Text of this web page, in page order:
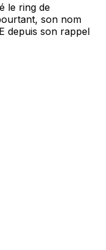
le ring de
son nom
depuis son rappel